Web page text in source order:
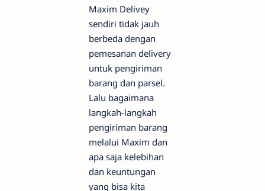
Maxim Delivey
sendiri tidak jauh
berbeda dengan
pemesanan delivery
untuk pengiriman
barang dan parsel.
Lalu bagaimana
langkah-langkah
pengiriman barang
melalui Maxim dan
apa saja kelebihan
dan keuntungan
yang bisa kita